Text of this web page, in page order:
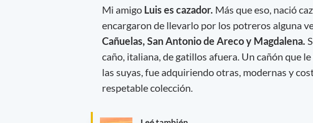
Mi amigo Luis es cazador. Más que eso, nació
encargaron de llevarlo por los potreros alguna
Cañuelas, San Antonio de Areco y Magdalena.
caño, italiana, de gatillos afuera. Un cañón que
las suyas, fue adquiriendo otras, modernas y
respetable colección.